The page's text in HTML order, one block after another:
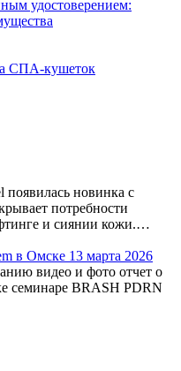
удостоверением:
СПА-кушеток
появилась новинка с
потребности
и сиянии кожи.…
в Омске 13 марта 2026
видео и фото отчет о
семинаре BRASH PDRN